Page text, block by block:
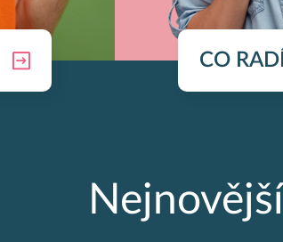
CO RADÍ
Nejnovější